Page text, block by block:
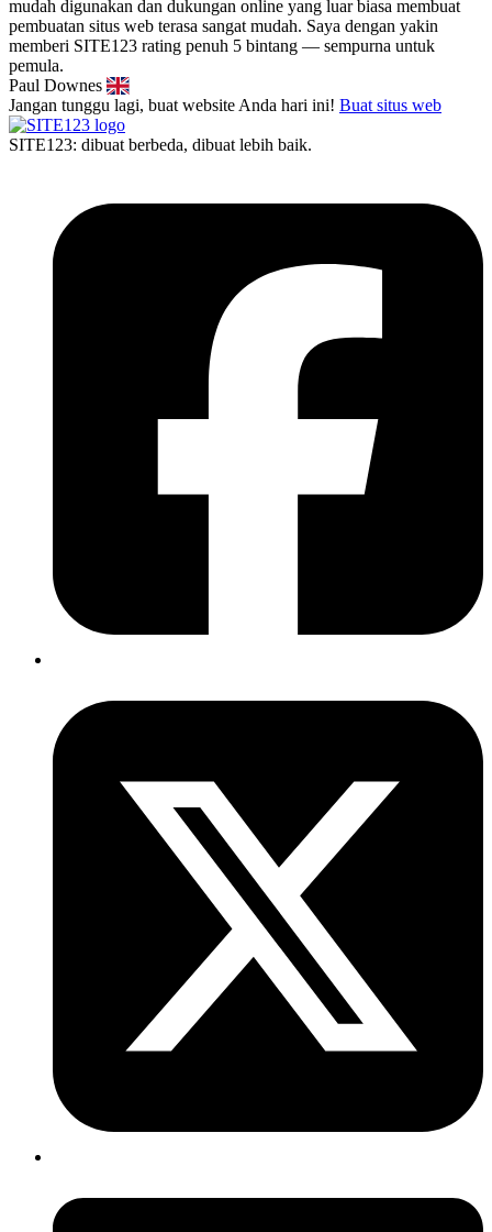
mudah digunakan dan dukungan online yang luar biasa membuat
pembuatan situs web terasa sangat mudah. Saya dengan yakin
memberi SITE123 rating penuh 5 bintang — sempurna untuk
pemula.
Paul Downes
Jangan tunggu lagi, buat website Anda hari ini! Buat situs web
SITE123: dibuat berbeda, dibuat lebih baik.